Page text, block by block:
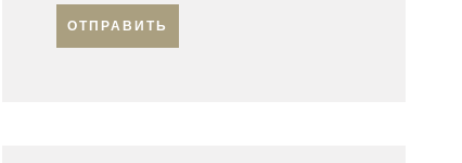
ОТПРАВИТЬ